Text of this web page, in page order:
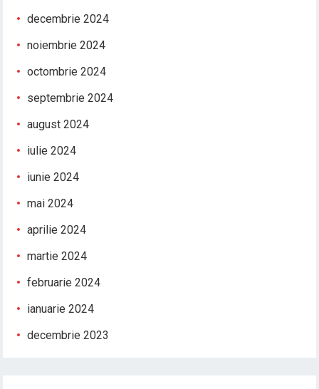
decembrie 2024
noiembrie 2024
octombrie 2024
septembrie 2024
august 2024
iulie 2024
iunie 2024
mai 2024
aprilie 2024
martie 2024
februarie 2024
ianuarie 2024
decembrie 2023